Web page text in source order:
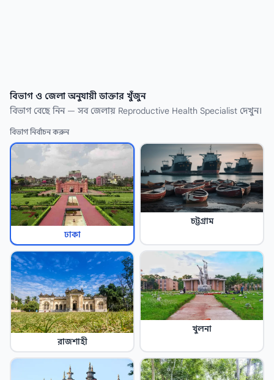
বিভাগ ও জেলা অনুযায়ী ডাক্তার খুঁজুন
বিভাগ বেছে নিন — সব জেলায় Reproductive Health Specialist দেখুন।
বিভাগ নির্বাচন করুন
ঢাকা
চট্টগ্রাম
রাজশাহী
খুলনা